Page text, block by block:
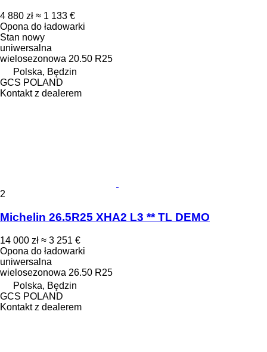
4 880 zł ≈ 1 133 €
Opona do ładowarki
Stan nowy
uniwersalna
wielosezonowa 20.50 R25
Polska, Będzin
GCS POLAND
Kontakt z dealerem
2
Michelin 26.5R25 XHA2 L3 ** TL DEMO
14 000 zł ≈ 3 251 €
Opona do ładowarki
uniwersalna
wielosezonowa 26.50 R25
Polska, Będzin
GCS POLAND
Kontakt z dealerem